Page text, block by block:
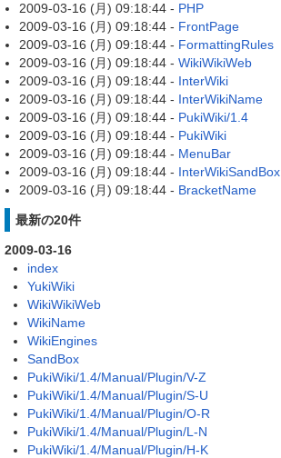
2009-03-16 (月) 09:18:44 - PHP
2009-03-16 (月) 09:18:44 - FrontPage
2009-03-16 (月) 09:18:44 - FormattingRules
2009-03-16 (月) 09:18:44 - WikiWikiWeb
2009-03-16 (月) 09:18:44 - InterWiki
2009-03-16 (月) 09:18:44 - InterWikiName
2009-03-16 (月) 09:18:44 - PukiWiki/1.4
2009-03-16 (月) 09:18:44 - PukiWiki
2009-03-16 (月) 09:18:44 - MenuBar
2009-03-16 (月) 09:18:44 - InterWikiSandBox
2009-03-16 (月) 09:18:44 - BracketName
最新の20件
2009-03-16
index
YukiWiki
WikiWikiWeb
WikiName
WikiEngines
SandBox
PukiWiki/1.4/Manual/Plugin/V-Z
PukiWiki/1.4/Manual/Plugin/S-U
PukiWiki/1.4/Manual/Plugin/O-R
PukiWiki/1.4/Manual/Plugin/L-N
PukiWiki/1.4/Manual/Plugin/H-K